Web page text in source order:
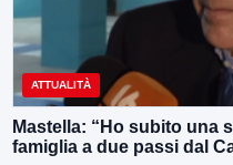
ATTUALITÀ
Mastella: “Ho subito una
famiglia a due passi dal